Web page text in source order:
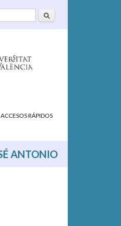
de
Buscar
ACCESOS RÁPIDOS
ANTONIO